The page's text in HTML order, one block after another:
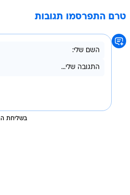
טרם התפרסמו תגובות
בשליחת